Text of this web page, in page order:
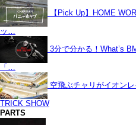
【Pick Up】HOME
ッ…
3分で分かる！What’s
「…
空飛ぶチャリがイオン
TRICK SHOW
PARTS